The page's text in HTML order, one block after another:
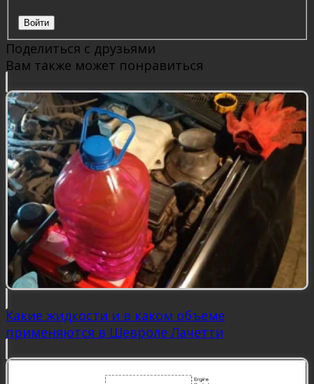
Войти
Поделиться с друзьями
Вам также может понравиться
Какие жидкости и в каком объеме
применяются в Шевроле Лачетти